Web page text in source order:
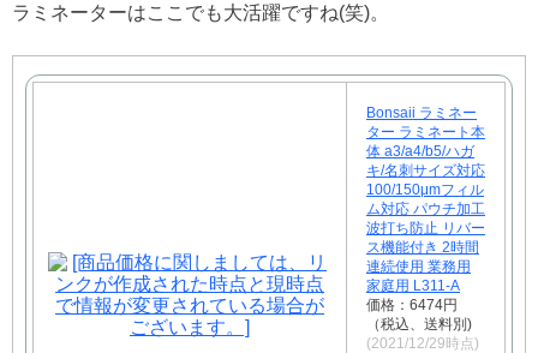
ラミネーターはここでも大活躍ですね(笑)。
Bonsaii ラミネー
ター ラミネート本
体 a3/a4/b5/ハガ
キ/名刺サイズ対応
100/150μmフィル
ム対応 パウチ加工
波打ち防止 リバー
ス機能付き 2時間
連続使用 業務用
家庭用 L311-A
価格：6474円
（税込、送料別)
(2021/12/29時点)